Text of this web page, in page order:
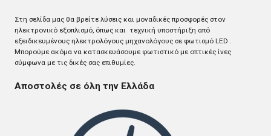
Στη σελίδα μας θα βρείτε λύσεις και μοναδικές προσφορές στον
ηλεκτρονικό εξοπλισμό, όπως και τεχνική υποστήριξη από
εξειδικευμένους ηλεκτρολόγους μηχανολόγους σε φωτισμό LED .
Mπορούμε ακόμα να κατασκευάσουμε φωτιστικό με οπτικές ίνες
σύμφωνα με τις δικές σας επιθυμίες.
Αποστολές σε όλη την Ελλάδα